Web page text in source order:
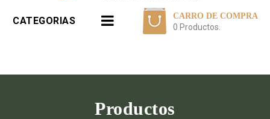
CATEGORIAS CARRO DE COMPRA
0 Productos.
Productos